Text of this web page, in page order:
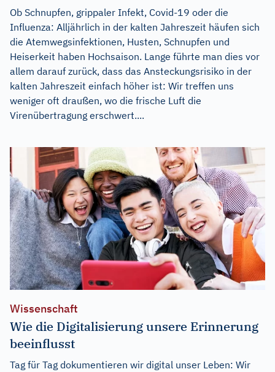
Ob Schnupfen, grippaler Infekt, Covid-19 oder die
Influenza: Alljährlich in der kalten Jahreszeit häufen sich
die Atemwegsinfektionen, Husten, Schnupfen und
Heiserkeit haben Hochsaison. Lange führte man dies vor
allem darauf zurück, dass das Ansteckungsrisiko in der
kalten Jahreszeit einfach höher ist: Wir treffen uns
weniger oft draußen, wo die frische Luft die
Virenübertragung erschwert....
Wissenschaft
Wie die Digitalisierung unsere Erinnerung
beeinflusst
Tag für Tag dokumentieren wir digital unser Leben: Wir